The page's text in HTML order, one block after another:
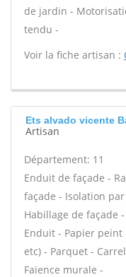
de jardin -
tendu -
Voir la fiche artisan :
Ets alvado vicente
Artisan
Département: 11
Enduit de façade -
façade - Isolation
Habillage de façade
Enduit - Papier peint
etc) - Parquet -
Faïence murale -